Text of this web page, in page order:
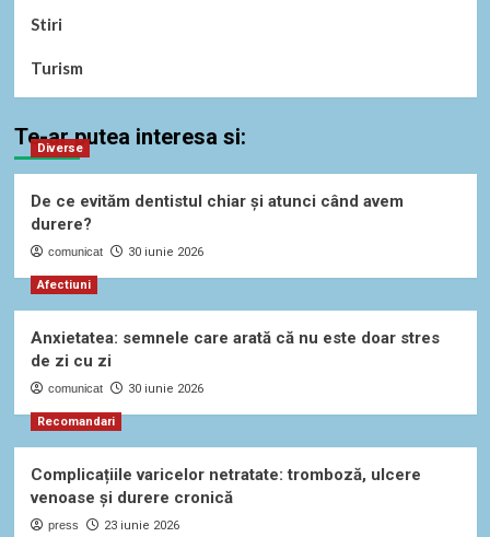
Stiri
Turism
Te-ar putea interesa si:
Diverse
De ce evităm dentistul chiar și atunci când avem
durere?
comunicat 30 iunie 2026
Afectiuni
Anxietatea: semnele care arată că nu este doar stres
de zi cu zi
comunicat 30 iunie 2026
Recomandari
Complicațiile varicelor netratate: tromboză, ulcere
venoase și durere cronică
press 23 iunie 2026